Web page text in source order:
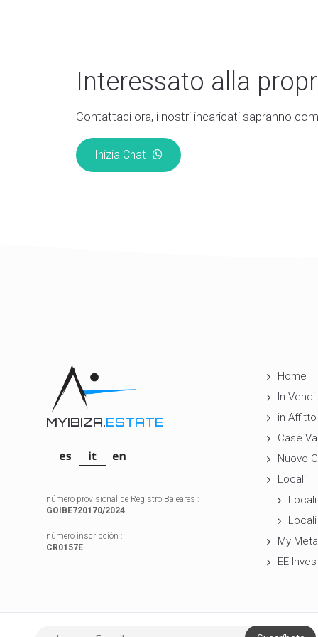
Interessato alla
Contattaci ora, i nostri incaricati sapranno
Inizia Chat
MYIBIZA.ESTATE
número provisional de Registro Baleares :
GOIBE720170/2024
número inscripción :
CR0157E
Home
In
in Affitto
Case
Nuove
Locali
My
EE